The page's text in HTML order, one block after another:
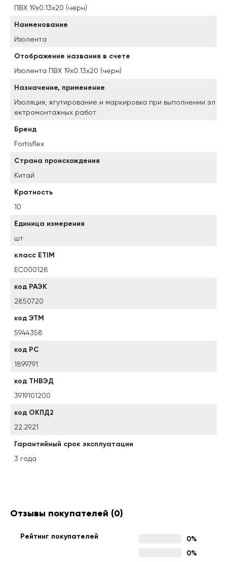
ПВХ 19х0.13x20 (черн)
Наименование
Изолента
Отображение названия в счете
Изолента ПВХ 19х0.13x20 (черн)
Назначение, применение
Изоляция, жгутирование и маркировка при выполнении эл
ектромонтажных работ
Бренд
Fortisflex
Страна происхождения
Китай
Кратность
10
Единица измерения
шт
класс ETIM
EC000128
код РАЭК
2850720
код ЭТМ
5944358
код РС
1899791
код ТНВЭД
3919101200
код ОКПД2
22.29.21
Гарантийный срок эксплуатации
3 года
Отзывы покупателей (0)
Рейтинг покупателей
0%
0%